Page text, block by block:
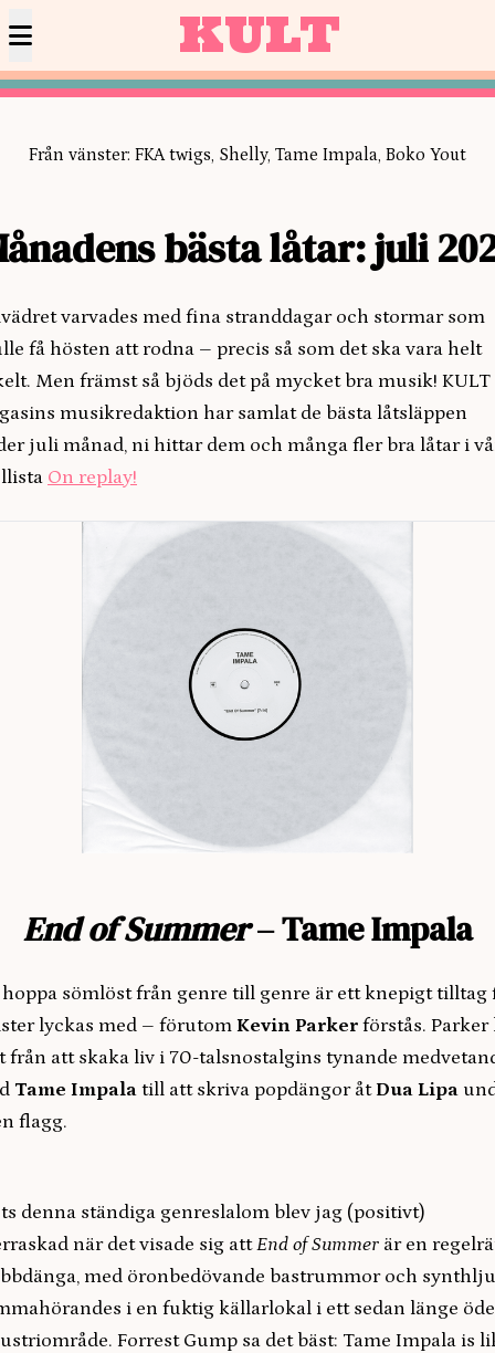
KULT
Från vänster: FKA twigs, Shelly, Tame Impala, Boko Yout
bästa låtar: juli
varvades med fina stranddagar och stormar som
få hösten att rodna – precis så som det ska vara helt
Men främst så bjöds det på mycket bra musik! KULT
musikredaktion har samlat de bästa låtsläppen
juli månad, ni hittar dem och många fler bra låtar i
On replay!
End of Summer– Tame Impala
sömlöst från genre till genre är ett knepigt tilltag
lyckas med – förutom Kevin Parker förstås. Parker
från att skaka liv i 70-talsnostalgins tynande
Tame Impala till att skriva popdängor åtDua Lipa
flagg.
denna ständiga genreslalom blev jag (positivt)
när det visade sig attEnd of Summer är en
med öronbedövande bastrummor och
i en fuktig källarlokal i ett sedan länge öde
Forrest Gump sa det bäst: Tame Impala is